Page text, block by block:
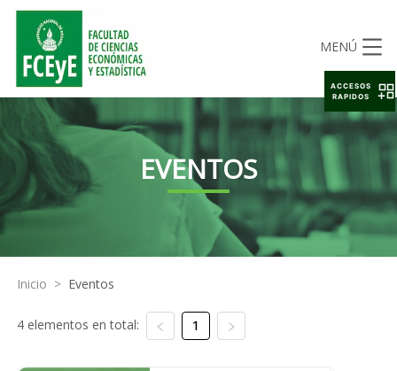
MENÚ
EVENTOS
Inicio > Eventos
4 elementos en total: 1
ACCESOS
RAPIDOS